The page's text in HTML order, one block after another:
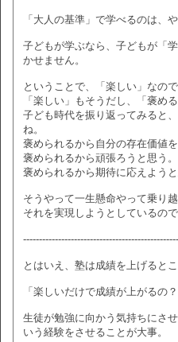
「大人の基準」で学べるのは、
子どもが学ぶなら、子どもが「
かせません。
ということで、「楽しい」なので
「楽しい」もそうだし、「褒め
子ども時代を振り返ってみると
ね。
褒められるから自分の存在価値を
褒められるから頑張ろうと思う。
褒められるから期待に応えようと
そうやって一生懸命やって乗り
それを実現しようとしているので
とはいえ、塾は成績を上げるとこ
「楽しいだけで成績が上がるの
生徒が勉強に向かう気持ちにさ
いう経験をさせることが大事。